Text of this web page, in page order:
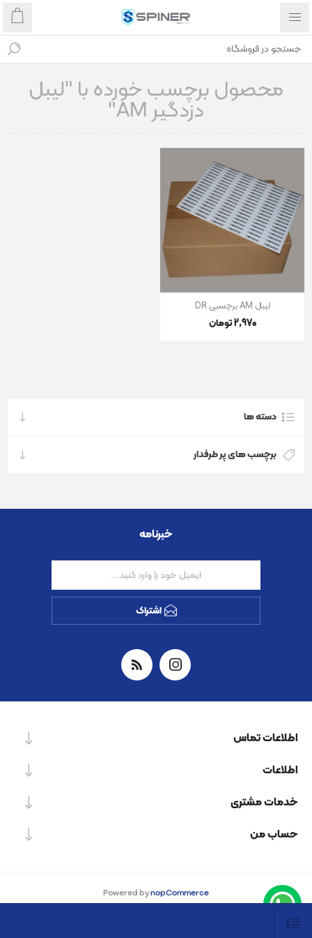
محصول برچسب خورده با "لیبل
دزدگیر AM"
لیبل AM برچسبی DR
2٬970 تومان
دسته ها
برچسب های پر طرفدار
خبرنامه
اشتراک
اطلاعات تماس
اطلاعات
خدمات مشتری
حساب من
Powered bynopCommerce
Designed byNop-Templates.com